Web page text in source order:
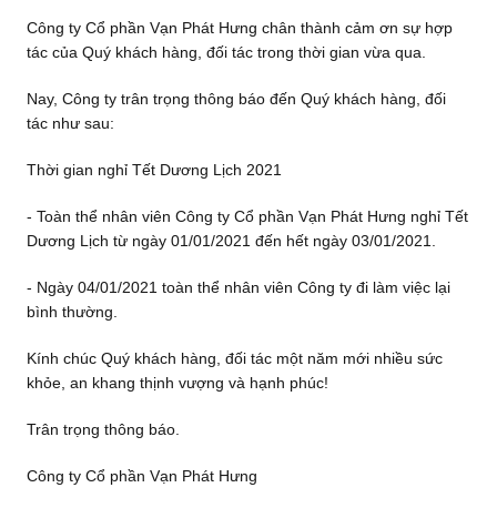
Công ty Cổ phần Vạn Phát Hưng chân thành cảm ơn sự hợp
tác của Quý khách hàng, đối tác trong thời gian vừa qua.
Nay, Công ty trân trọng thông báo đến Quý khách hàng, đối
tác như sau:
Thời gian nghỉ Tết Dương Lịch 2021
- Toàn thể nhân viên Công ty Cổ phần Vạn Phát Hưng nghỉ Tết
Dương Lịch từ ngày 01/01/2021 đến hết ngày 03/01/2021.
- Ngày 04/01/2021 toàn thể nhân viên Công ty đi làm việc lại
bình thường.
Kính chúc Quý khách hàng, đối tác một năm mới nhiều sức
khỏe, an khang thịnh vượng và hạnh phúc!
Trân trọng thông báo.
Công ty Cổ phần Vạn Phát Hưng